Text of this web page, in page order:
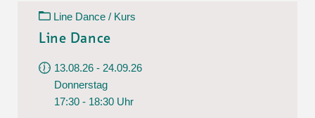
Line Dance / Kurs
Line Dance
13.08.26 - 24.09.26
Donnerstag
17:30 - 18:30 Uhr